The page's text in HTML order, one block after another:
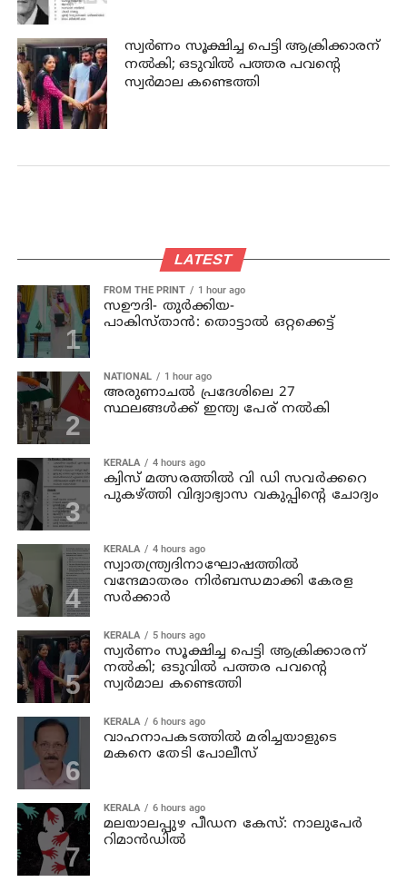
സ്വര്‍ണം സൂക്ഷിച്ച പെട്ടി ആക്രിക്കാരന്
നല്‍കി; ഒടുവില്‍ പത്തര പവന്റെ
സ്വര്‍മാല കണ്ടെത്തി
LATEST
FROM THE PRINT 1 hour ago
സഊദി- തുർക്കിയ-
പാകിസ്താൻ: തൊട്ടാൽ ഒറ്റക്കെട്ട്
NATIONAL 1 hour ago
അരുണാചല്‍ പ്രദേശിലെ 27
സ്ഥലങ്ങള്‍ക്ക് ഇന്ത്യ പേര് നല്‍കി
KERALA 4 hours ago
ക്വിസ് മത്സരത്തില്‍ വി ഡി സവര്‍ക്കറെ
പുകഴ്ത്തി വിദ്യാഭ്യാസ വകുപ്പിന്റെ ചോദ്യം
KERALA 4 hours ago
സ്വാതന്ത്ര്യദിനാഘോഷത്തില്‍
വന്ദേമാതരം നിര്‍ബന്ധമാക്കി കേരള
സര്‍ക്കാര്‍
KERALA 5 hours ago
സ്വര്‍ണം സൂക്ഷിച്ച പെട്ടി ആക്രിക്കാരന്
നല്‍കി; ഒടുവില്‍ പത്തര പവന്റെ
സ്വര്‍മാല കണ്ടെത്തി
KERALA 6 hours ago
വാഹനാപകടത്തില്‍ മരിച്ചയാളുടെ
മകനെ തേടി പോലീസ്
KERALA 6 hours ago
മലയാലപ്പുഴ പീഡന കേസ്: നാലുപേര്‍
റിമാന്‍ഡില്‍